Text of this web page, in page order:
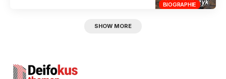
BIOGRAPHIE
SHOW MORE